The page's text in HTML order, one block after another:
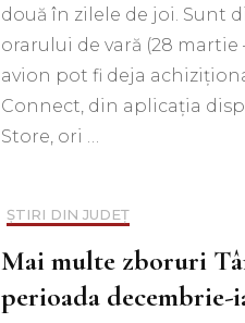
două în zilele de joi. Sunt
orarului de vară (28 martie
avion pot fi deja
Connect, din aplicația
Store, ori …
ȘTIRI DIN JUDEȚ
Mai multe zboruri
perioada decembrie-